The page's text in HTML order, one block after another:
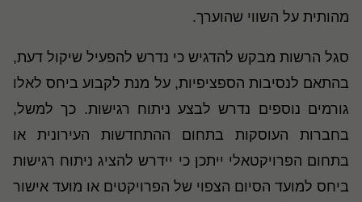
מהותית על השווי שהוערך.
סגל הרשות מבקש להדגיש כי נדרש להפעיל שיקול דעת,
בהתאם לנסיבות הספציפיות, על מנת לקבוע ביחס לאלו
גורמים נוספים נדרש לבצע ניתוח רגישות. כך למשל,
בחברות העוסקות בתחום ההתחדשות העירונית או
בתחום הפרויקטאלי ייתכן כי יידרש להציג ניתוח רגישות
ביחס למועד הסיום הצפוי של הפרויקטים או מועד אישור